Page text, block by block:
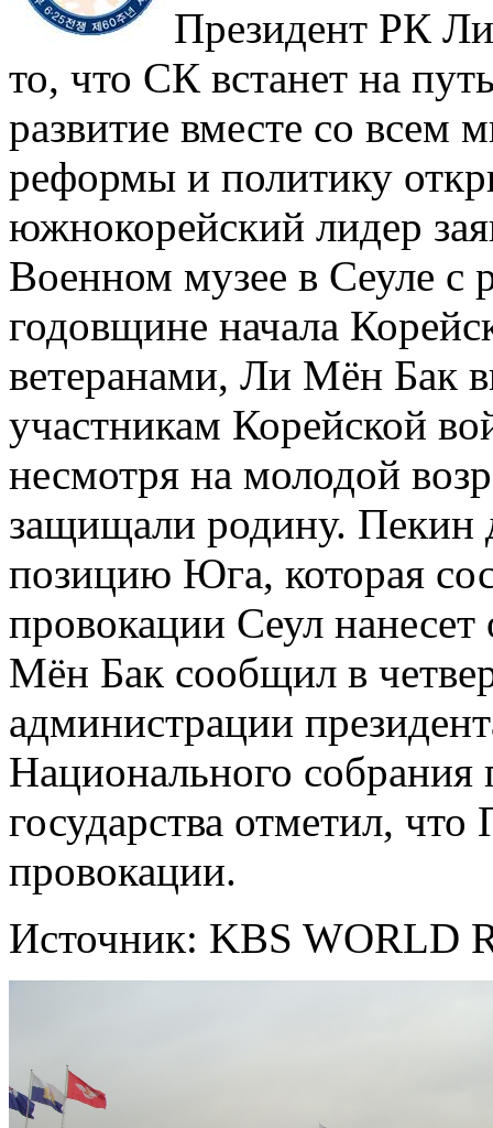
Президент РК
то, что СК встанет на
развитие вместе со всем
реформы и политику
южнокорейский лидер
Военном музее в Сеуле
годовщине начала
ветеранами, Ли Мён Бак
участникам Корейской
несмотря на молодой
защищали родину. Пекин
позицию Юга, которая
провокации Сеул
Мён Бак сообщил в
администрации
Национального
государства отметил,
провокации.
Источник: KBS WORLD